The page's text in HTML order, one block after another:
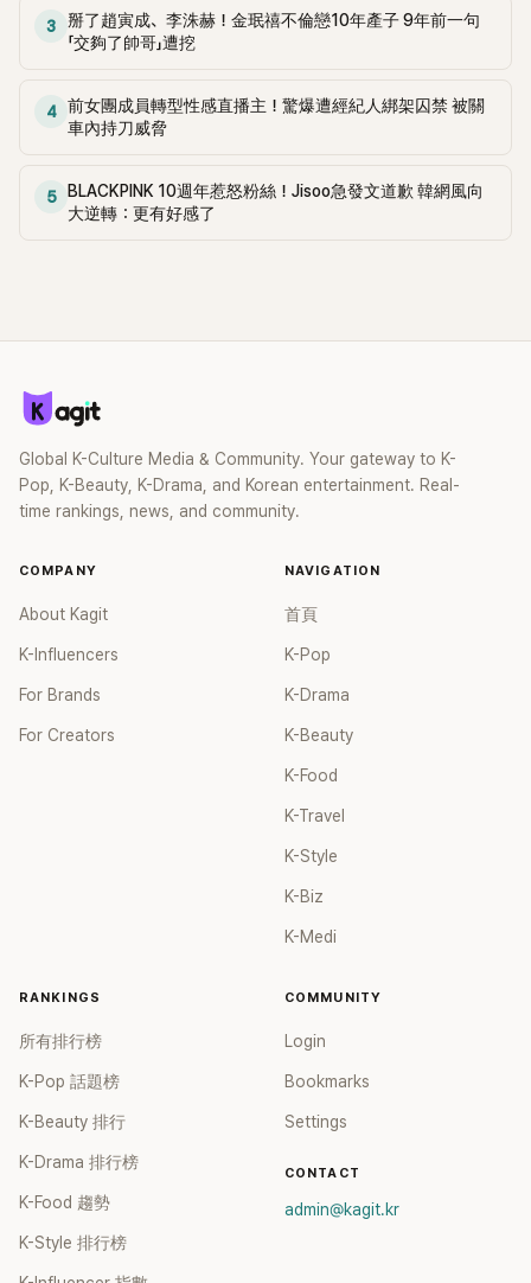
斌。對我來說，錄音內容很奇怪，感覺像是為了找到出路而巧
妙編排的內容。」 接著解釋說「根據上下文理解為提到金賽倫的
了什麼幫助。」此前演藝圈有傳聞稱元斌向金賽倫的遺族送上巨
額弔唁金和葬禮費用，但元斌方面的相關人士強調這也不事
金賽倫這樣年輕又有才華的演員結束生命的事情」，並透露「不
希望元斌在奇怪的方向上被不斷提及。」 元斌的回應曝光後，
就讓情況更尷尬嗎？這明顯就是假的證據啊」、「有人盲信那些
網路頻道，在留言裡像流氓一樣，但除了遺族提供的東西，其
話詐騙，真是金玉良言啊哈哈」、「真是讓人無言以對，只能苦
笑了」、「金賽倫事件爆出後，根本沒經過驗證的謠言卻把元斌
扯進來，大家都瘋了嗎？」、「唉唷...元斌應該很煩吧...」、「我不
過一部電影，和這件事完全無關的人。那些八卦者好像希望他
指控，害到無辜的人也是問題，不要再利用死者了，事情到這
裡已經夠了」。
生》來與大眾見面，但不料金秀賢因私生活及金賽綸未成年交往
嫌疑等爭議，讓作品無期限延期，連第二季都暫停拍攝。 當時
將金秀賢等圈內人士出席。金秀賢當時甚至為了出席曹寶兒的
婚禮，而缺席了同日舉行的第15屆《韓國電視劇獎》頒獎典禮，
響。
3
掰了趙寅成、李洙赫！金珉禧不倫戀10年產子 9年前一句
「交夠了帥哥」遭挖
4
前女團成員轉型性感直播主！驚爆遭經紀人綁架囚禁 被關
車內持刀威脅
5
BLACKPINK 10週年惹怒粉絲！Jisoo急發文道歉 韓網風向
大逆轉：更有好感了
Global K-Culture Media & Community. Your gateway to K-
Pop, K-Beauty, K-Drama, and Korean entertainment. Real-
time rankings, news, and community.
COMPANY
About Kagit
K-Influencers
For Brands
For Creators
NAVIGATION
首頁
K-Pop
K-Drama
K-Beauty
K-Food
K-Travel
K-Style
K-Biz
K-Medi
RANKINGS
所有排行榜
K-Pop 話題榜
K-Beauty 排行
K-Drama 排行榜
K-Food 趨勢
K-Style 排行榜
COMMUNITY
Login
Bookmarks
Settings
CONTACT
admin@kagit.kr